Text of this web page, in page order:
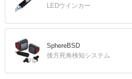
LEDウインカー
SphereBSD
後方死角検知システム